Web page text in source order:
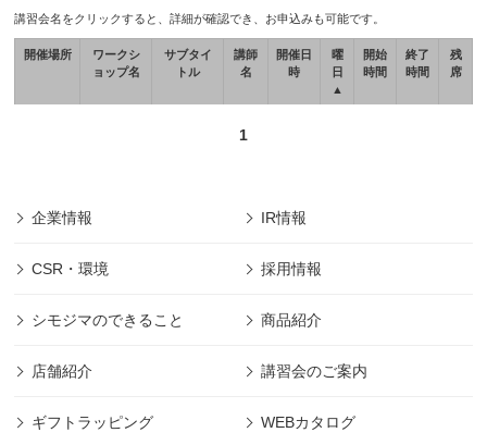
講習会名をクリックすると、詳細が確認でき、お申込みも可能です。
開催場所
ワークシ
ョップ名
サブタイ
トル
講師
名
開催日
時
曜
日
▲
開始
時間
終了
時間
残
席
1
企業情報 IR情報
CSR・環境 採用情報
シモジマのできること 商品紹介
店舗紹介 講習会のご案内
ギフトラッピング WEBカタログ